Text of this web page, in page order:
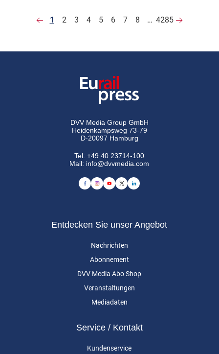
1 2 3 4 5 6 7 8 … 4285
DVV Media Group GmbH
Heidenkampsweg 73-79
D-20097 Hamburg
Tel:+49 40 23714-100
Mail: info@dvvmedia.com
Entdecken Sie unser Angebot
Nachrichten
Abonnement
DVV Media Abo Shop
Veranstaltungen
Mediadaten
Service / Kontakt
Kundenservice